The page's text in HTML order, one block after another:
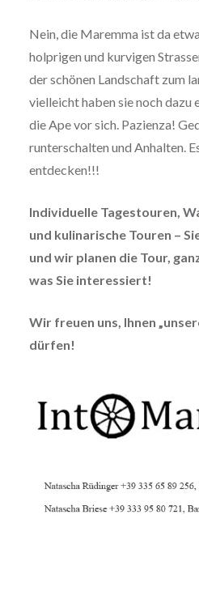
Nein, die Maremma ist da
holprigen und kurvigen
der schönen Landschaft zum
vielleicht haben sie noch dazu
die Ape vor sich. Pazienza!
runterschalten und Anhalten.
entdecken!!!
Individuelle Tagestouren,
und kulinarische Touren –
und wir planen die Tour,
was Sie interessiert!
Wir freuen uns, Ihnen
dürfen!